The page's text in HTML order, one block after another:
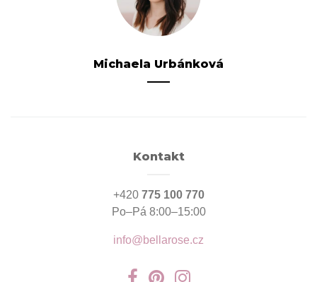
Michaela Urbánková
Kontakt
+420 775 100 770
Po–Pá 8:00–15:00
info@bellarose.cz